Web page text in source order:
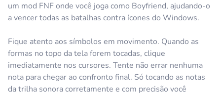
um mod FNF onde você joga como Boyfriend, ajudando-o
a vencer todas as batalhas contra ícones do Windows.
Fique atento aos símbolos em movimento. Quando as
formas no topo da tela forem tocadas, clique
imediatamente nos cursores. Tente não errar nenhuma
nota para chegar ao confronto final. Só tocando as notas
da trilha sonora corretamente e com precisão você